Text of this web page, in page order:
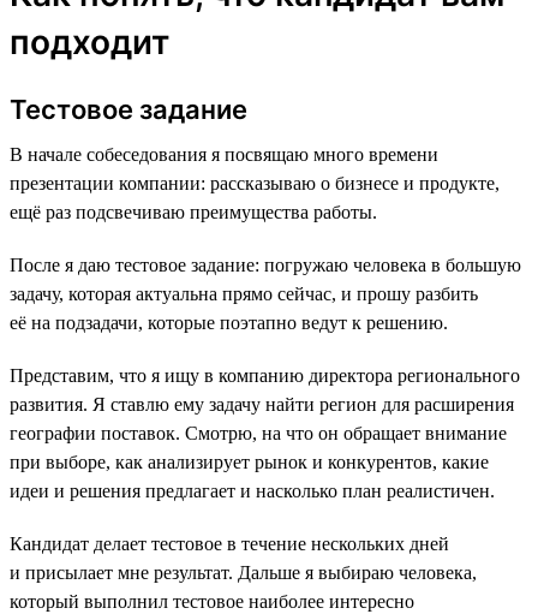
подходит
Тестовое задание
В начале собеседования я посвящаю много времени
презентации компании: рассказываю о бизнесе и продукте,
ещё раз подсвечиваю преимущества работы.
После я даю тестовое задание: погружаю человека в большую
задачу, которая актуальна прямо сейчас, и прошу разбить
её на подзадачи, которые поэтапно ведут к решению.
Представим, что я ищу в компанию директора регионального
развития. Я ставлю ему задачу найти регион для расширения
географии поставок. Смотрю, на что он обращает внимание
при выборе, как анализирует рынок и конкурентов, какие
идеи и решения предлагает и насколько план реалистичен.
Кандидат делает тестовое в течение нескольких дней
и присылает мне результат. Дальше я выбираю человека,
который выполнил тестовое наиболее интересно